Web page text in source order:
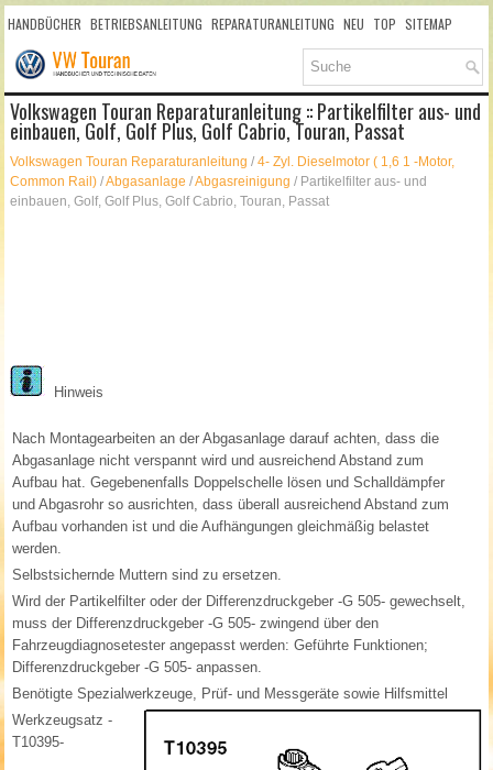
HANDBÜCHER BETRIEBSANLEITUNG REPARATURANLEITUNG NEU TOP SITEMAP
SUCHLAUF
Volkswagen Touran Reparaturanleitung :: Partikelfilter aus- und
einbauen, Golf, Golf Plus, Golf Cabrio, Touran, Passat
Volkswagen Touran Reparaturanleitung /4- Zyl. Dieselmotor ( 1,6 1 -Motor,
Common Rail) /Abgasanlage /Abgasreinigung / Partikelfilter aus- und
einbauen, Golf, Golf Plus, Golf Cabrio, Touran, Passat
Hinweis
Nach Montagearbeiten an der Abgasanlage darauf achten, dass die
Abgasanlage nicht verspannt wird und ausreichend Abstand zum
Aufbau hat. Gegebenenfalls Doppelschelle lösen und Schalldämpfer
und Abgasrohr so ausrichten, dass überall ausreichend Abstand zum
Aufbau vorhanden ist und die Aufhängungen gleichmäßig belastet
werden.
Selbstsichernde Muttern sind zu ersetzen.
Wird der Partikelfilter oder der Differenzdruckgeber -G 505- gewechselt,
muss der Differenzdruckgeber -G 505- zwingend über den
Fahrzeugdiagnosetester angepasst werden: Geführte Funktionen;
Differenzdruckgeber -G 505- anpassen.
Benötigte Spezialwerkzeuge, Prüf- und Messgeräte sowie Hilfsmittel
Werkzeugsatz -
T10395-